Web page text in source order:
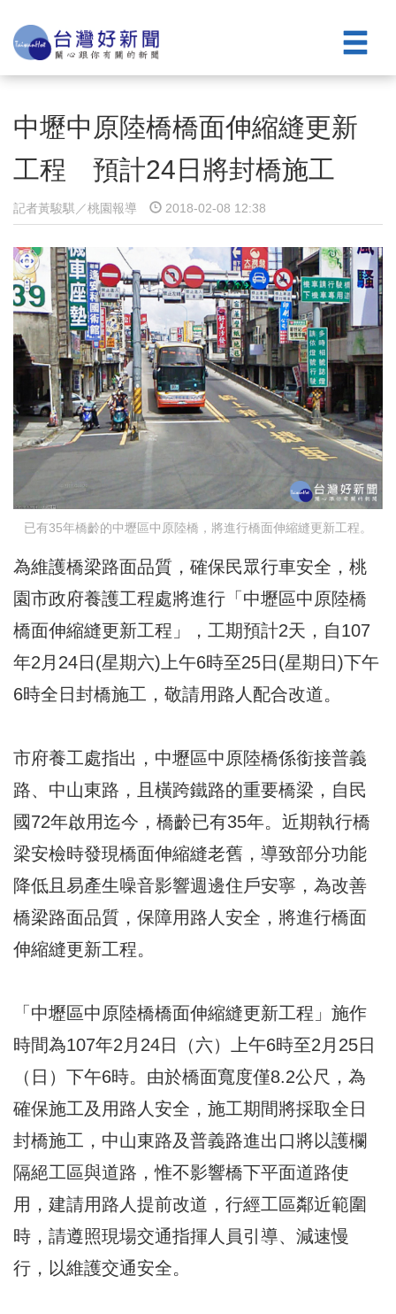
中壢中原陸橋橋面伸縮縫更新
工程 預計24日將封橋施工
記者黃駿騏／桃園報導 2018-02-08 12:38
已有35年橋齡的中壢區中原陸橋，將進行橋面伸縮縫更新工程。
為維護橋梁路面品質，確保民眾行車安全，桃
園市政府養護工程處將進行「中壢區中原陸橋
橋面伸縮縫更新工程」，工期預計2天，自107
年2月24日(星期六)上午6時至25日(星期日)下午
6時全日封橋施工，敬請用路人配合改道。
市府養工處指出，中壢區中原陸橋係銜接普義
路、中山東路，且橫跨鐵路的重要橋梁，自民
國72年啟用迄今，橋齡已有35年。近期執行橋
梁安檢時發現橋面伸縮縫老舊，導致部分功能
降低且易產生噪音影響週邊住戶安寧，為改善
橋梁路面品質，保障用路人安全，將進行橋面
伸縮縫更新工程。
「中壢區中原陸橋橋面伸縮縫更新工程」施作
時間為107年2月24日（六）上午6時至2月25日
（日）下午6時。由於橋面寬度僅8.2公尺，為
確保施工及用路人安全，施工期間將採取全日
封橋施工，中山東路及普義路進出口將以護欄
隔絕工區與道路，惟不影響橋下平面道路使
用，建請用路人提前改道，行經工區鄰近範圍
時，請遵照現場交通指揮人員引導、減速慢
行，以維護交通安全。